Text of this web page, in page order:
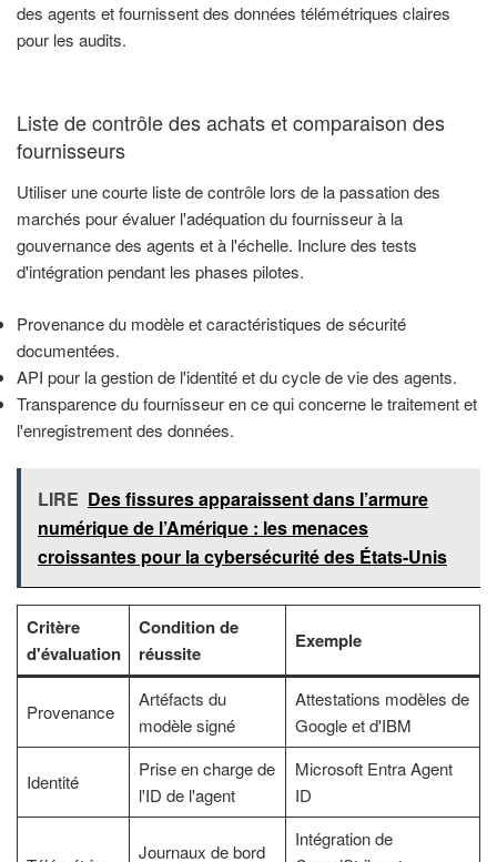
des agents et fournissent des données télémétriques claires
pour les audits.
Liste de contrôle des achats et comparaison des
fournisseurs
Utiliser une courte liste de contrôle lors de la passation des
marchés pour évaluer l'adéquation du fournisseur à la
gouvernance des agents et à l'échelle. Inclure des tests
d'intégration pendant les phases pilotes.
Provenance du modèle et caractéristiques de sécurité
documentées.
API pour la gestion de l'identité et du cycle de vie des agents.
Transparence du fournisseur en ce qui concerne le traitement et
l'enregistrement des données.
LIRE Des fissures apparaissent dans l’armure
numérique de l’Amérique : les menaces
croissantes pour la cybersécurité des États-Unis
Critère
d'évaluation
Condition de
réussite
Exemple
Provenance
Artéfacts du
modèle signé
Attestations modèles de
Google et d'IBM
Identité
Prise en charge de
l'ID de l'agent
Microsoft Entra Agent
ID
Journaux de bord
Intégration de